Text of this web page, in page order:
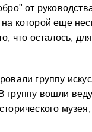
от
которой еще
что осталось,
группу
вошли